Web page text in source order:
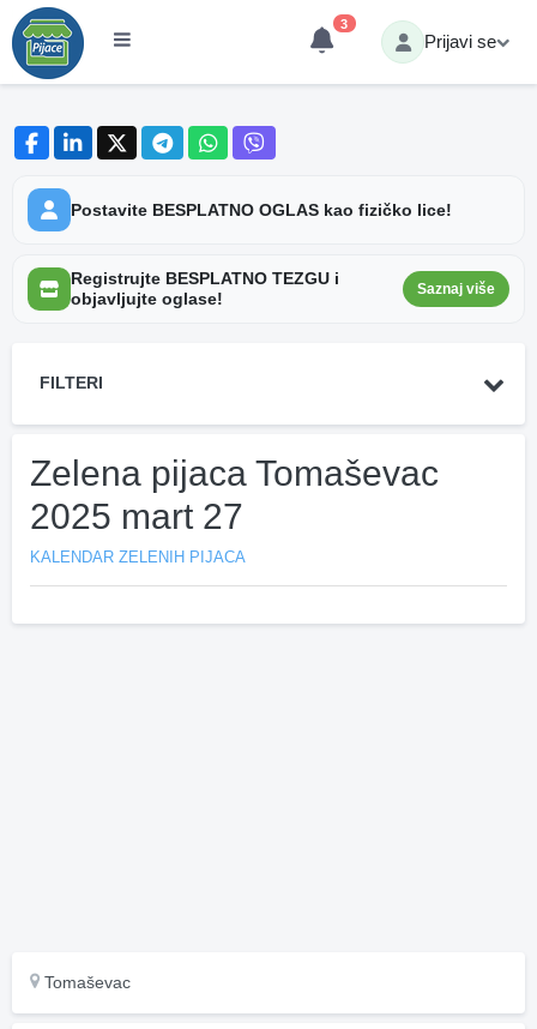
3
Prijavi se
Postavite BESPLATNO OGLAS kao fizičko lice!
Registrujte BESPLATNO TEZGU i
objavljujte oglase!
Saznaj više
FILTERI
Zelena pijaca Tomaševac
2025 mart 27
KALENDAR ZELENIH PIJACA
Tomaševac